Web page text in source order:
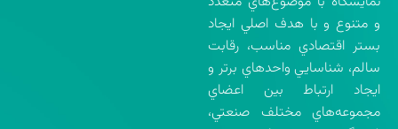
و متنوع و با هدف اصلي ايجاد
بستر اقتصادي مناسب، رقابت
سالم، شناسايي واحدهاي برتر و
ايجاد ارتباط بين اعضاي
مجموعه‌هاي مختلف صنعتي،